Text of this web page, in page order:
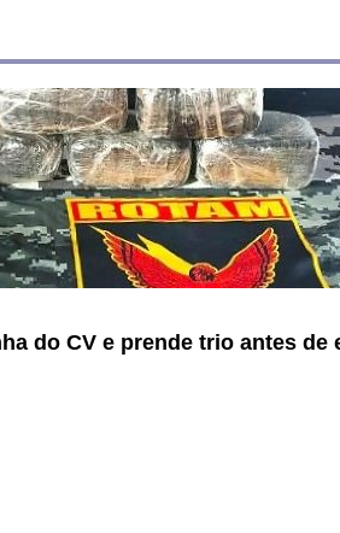
do CV e prende trio antes de